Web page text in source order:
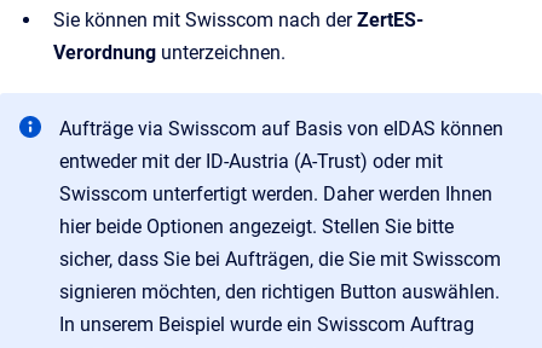
Sie können mit Swisscom nach derZertES-
Verordnung unterzeichnen.
Aufträge via Swisscom auf Basis von eIDAS können
entweder mit der ID-Austria (A-Trust) oder mit
Swisscom unterfertigt werden. Daher werden Ihnen
hier beide Optionen angezeigt. Stellen Sie bitte
sicher, dass Sie bei Aufträgen, die Sie mit Swisscom
signieren möchten, den richtigen Button auswählen.
In unserem Beispiel wurde ein Swisscom Auftrag